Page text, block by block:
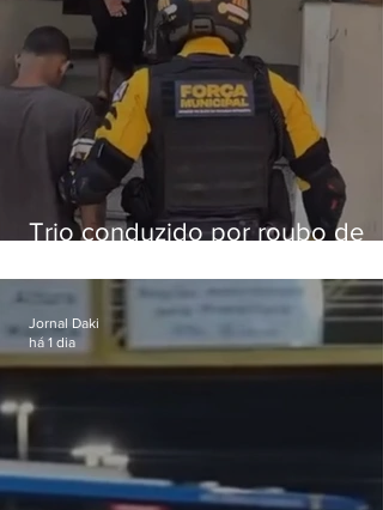
Trio conduzido por roubo de
passagens
Jornal Daki
há 1 dia